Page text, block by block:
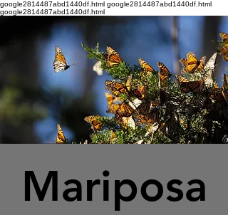
google2814487abd1440df.html google2814487abd1440df.html
google2814487abd1440df.html
Mariposa